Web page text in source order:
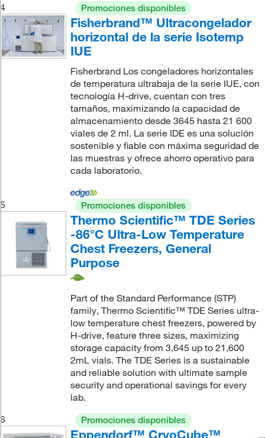
4 Promociones disponibles
Fisherbrand™ Ultracongelador
horizontal de la serie Isotemp
IUE
Fisherbrand Los congeladores horizontales
de temperatura ultrabaja de la serie IUE, con
tecnología H-drive, cuentan con tres
tamaños, maximizando la capacidad de
almacenamiento desde 3645 hasta 21 600
viales de 2 ml. La serie IDE es una solución
sostenible y fiable con máxima seguridad de
las muestras y ofrece ahorro operativo para
cada laboratorio.
5 Promociones disponibles
Thermo Scientific™ TDE Series
-86°C Ultra-Low Temperature
Chest Freezers, General
Purpose
Part of the Standard Performance (STP)
family, Thermo Scientific™ TDE Series ultra-
low temperature chest freezers, powered by
H-drive, feature three sizes, maximizing
storage capacity from 3,645 up to 21,600
2mL vials. The TDE Series is a sustainable
and reliable solution with ultimate sample
security and operational savings for every
lab.
6
Promociones disponibles
Eppendorf™ CryoCube™